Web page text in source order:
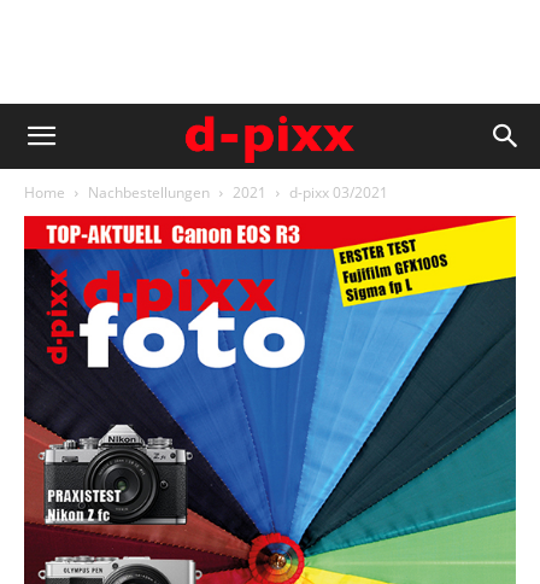
Home Nachbestellungen 2021 d-pixx 03/2021